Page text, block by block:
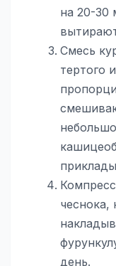
на 20-30
Смесь
тертого
чеснока,
день.